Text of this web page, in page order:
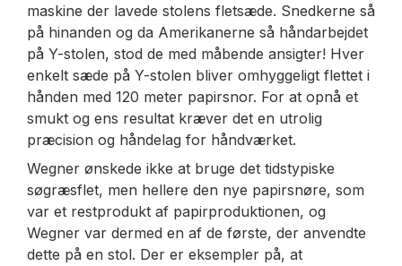
maskine der lavede stolens fletsæde. Snedkerne så
på hinanden og da Amerikanerne så håndarbejdet
på Y-stolen, stod de med måbende ansigter! Hver
enkelt sæde på Y-stolen bliver omhyggeligt flettet i
hånden med 120 meter papirsnor. For at opnå et
smukt og ens resultat kræver det en utrolig
præcision og håndelag for håndværket.
Wegner ønskede ikke at bruge det tidstypiske
søgræsflet, men hellere den nye papirsnøre, som
var et restprodukt af papirproduktionen, og
Wegner var dermed en af de første, der anvendte
dette på en stol. Der er eksempler på, at